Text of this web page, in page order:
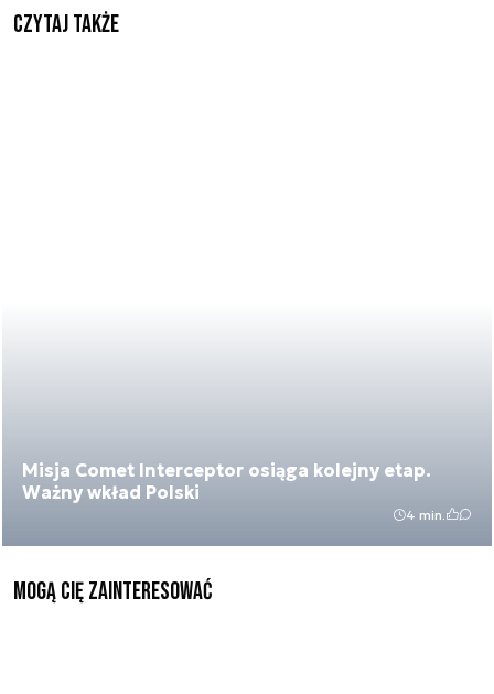
Czytaj także
Misja Comet Interceptor osiąga kolejny etap.
Ważny wkład Polski
4 min.
Mogą Cię zainteresować